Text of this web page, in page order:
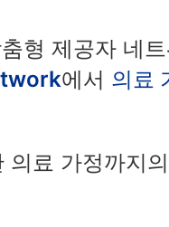
형 제공자 네
에서 의료
료 가정까지